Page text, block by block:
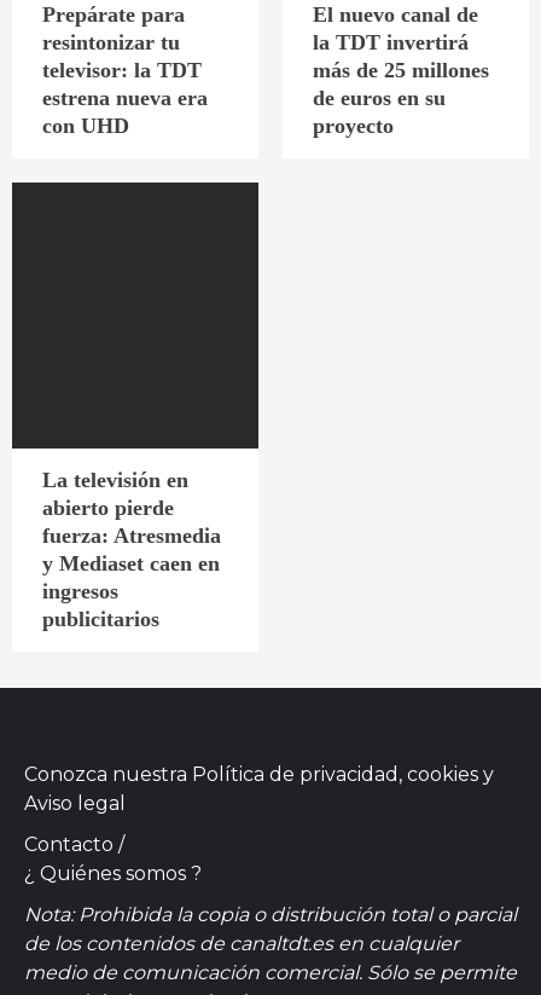
Prepárate para
resintonizar tu
televisor: la TDT
estrena nueva era
con UHD
El nuevo canal de
la TDT invertirá
más de 25 millones
de euros en su
proyecto
La televisión en
abierto pierde
fuerza: Atresmedia
y Mediaset caen en
ingresos
publicitarios
Conozca nuestra Política de privacidad, cookies y
Aviso legal
Contacto /
¿ Quiénes somos ?
Nota: Prohibida la copia o distribución total o parcial
de los contenidos de canaltdt.es en cualquier
medio de comunicación comercial. Sólo se permite